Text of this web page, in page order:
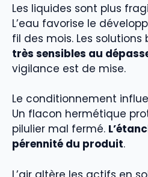
Les liquides sont plus
L’eau favorise le
fil des mois. Les
très sensibles au
vigilance est de mise.
Le conditionnement
Un flacon hermétique
pilulier mal fermé.
pérennité du produit.